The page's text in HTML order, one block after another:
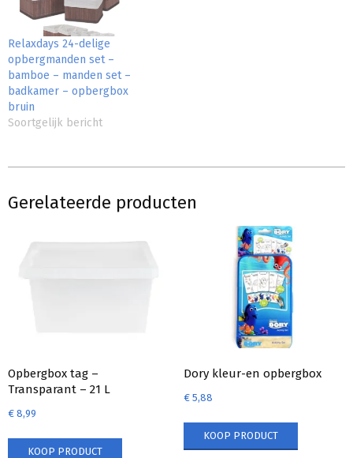
Relaxdays 24-delige
opbergmanden set –
bamboe – manden set –
badkamer – opbergbox
bruin
Soortgelijk bericht
Gerelateerde producten
Opbergbox tag –
Transparant – 21 L
€ 8,99
KOOP PRODUCT
Dory kleur-en opbergbox
€5,88
KOOP PRODUCT